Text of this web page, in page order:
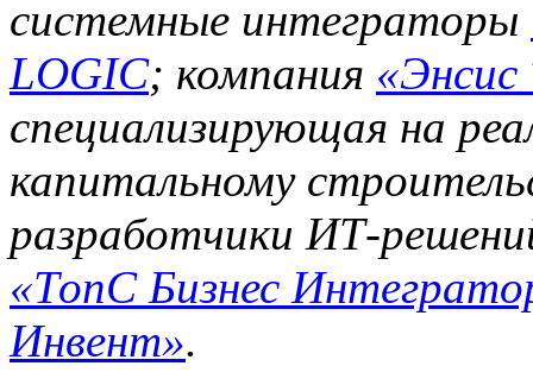
системные интеграторы
LOGIC; компания «Энсис
специализирующая на
капитальному
разработчики ИТ-
«ТопС Бизнес
Инвент».